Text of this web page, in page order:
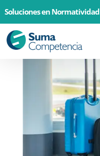
Soluciones en Normatividad